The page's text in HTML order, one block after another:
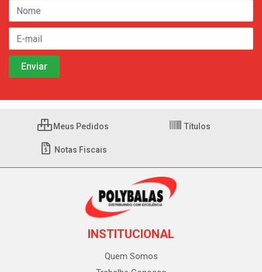
Meus Pedidos Títulos
Notas Fiscais
INSTITUCIONAL
Quem Somos